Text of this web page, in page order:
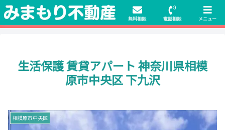
初期費用無料物件や保証人不要の物件も豊富にご用意！相談料無料でも申
請・手続きサポート付き！
生活保護 賃貸アパート 神奈川県相模
原市中央区 下九沢
相模原市中央区
無料相談 電話相談 メニュー